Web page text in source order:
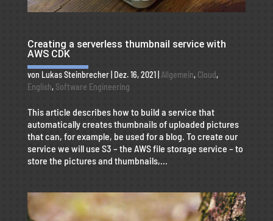
Creating a serverless thumbnail service with
AWS CDK
von Lukas Steinbrecher| Dez. 16, 2021| Allgemein, Cloud,
English, Software Engineering
This article describes how to build a service that
automatically creates thumbnails of uploaded pictures
that can, for example, be used for a blog. To create our
service we will use S3 – the AWS file storage service – to
store the pictures and thumbnails,...